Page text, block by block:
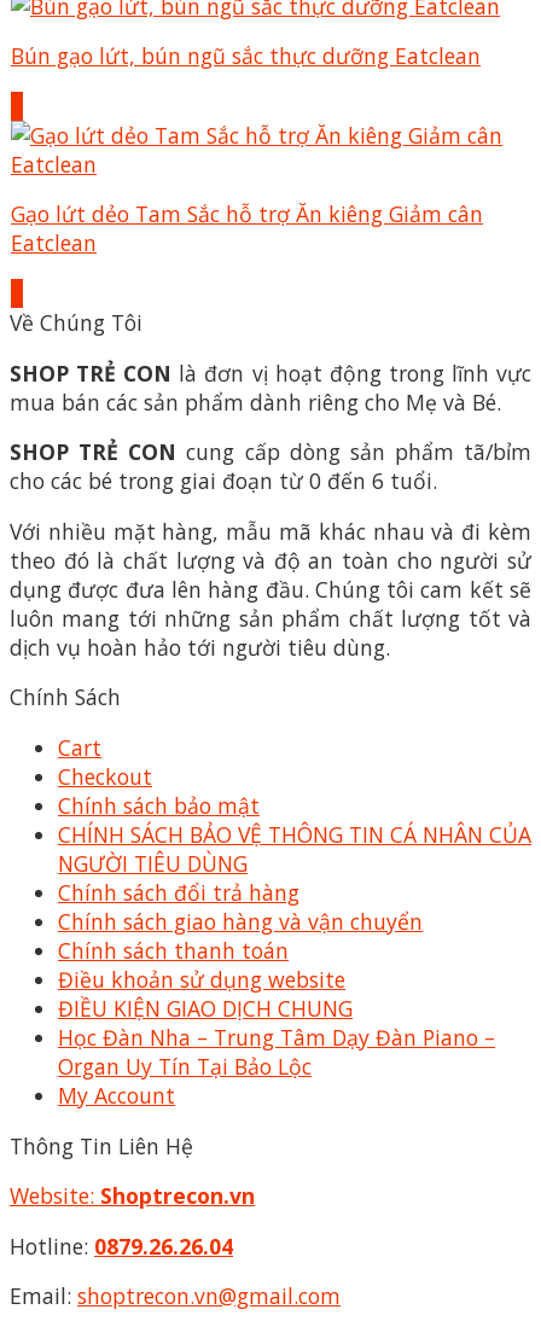
Bún gạo lứt, bún ngũ sắc thực dưỡng Eatclean
Gạo lứt dẻo Tam Sắc hỗ trợ Ăn kiêng Giảm cân
Eatclean
Về Chúng Tôi
SHOP TRẺ CON là đơn vị hoạt động trong lĩnh vực
mua bán các sản phẩm dành riêng cho Mẹ và Bé.
SHOP TRẺ CON cung cấp dòng sản phẩm tã/bỉm
cho các bé trong giai đoạn từ 0 đến 6 tuổi.
Với nhiều mặt hàng, mẫu mã khác nhau và đi kèm
theo đó là chất lượng và độ an toàn cho người sử
dụng được đưa lên hàng đầu. Chúng tôi cam kết sẽ
luôn mang tới những sản phẩm chất lượng tốt và
dịch vụ hoàn hảo tới người tiêu dùng.
Chính Sách
Cart
Checkout
Chính sách bảo mật
CHÍNH SÁCH BẢO VỆ THÔNG TIN CÁ NHÂN CỦA
NGƯỜI TIÊU DÙNG
Chính sách đổi trả hàng
Chính sách giao hàng và vận chuyển
Chính sách thanh toán
Điều khoản sử dụng website
ĐIỀU KIỆN GIAO DỊCH CHUNG
Học Đàn Nha – Trung Tâm Dạy Đàn Piano –
Organ Uy Tín Tại Bảo Lộc
My Account
Thông Tin Liên Hệ
Website: Shoptrecon.vn
Hotline: 0879.26.26.04
Email: shoptrecon.vn@gmail.com